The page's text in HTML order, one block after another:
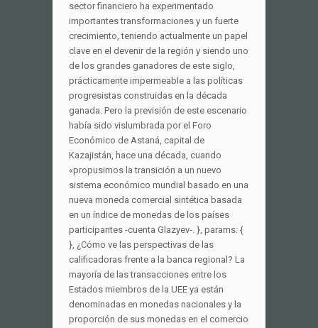
sector financiero ha experimentado
importantes transformaciones y un fuerte
crecimiento, teniendo actualmente un papel
clave en el devenir de la región y siendo uno
de los grandes ganadores de este siglo,
prácticamente impermeable a las políticas
progresistas construidas en la década
ganada. Pero la previsión de este escenario
había sido vislumbrada por el Foro
Económico de Astaná, capital de
Kazajistán, hace una década, cuando
«propusimos la transición a un nuevo
sistema económico mundial basado en una
nueva moneda comercial sintética basada
en un índice de monedas de los países
participantes -cuenta Glazyev-. }, params: {
}, ¿Cómo ve las perspectivas de las
calificadoras frente a la banca regional? La
mayoría de las transacciones entre los
Estados miembros de la UEE ya están
denominadas en monedas nacionales y la
proporción de sus monedas en el comercio